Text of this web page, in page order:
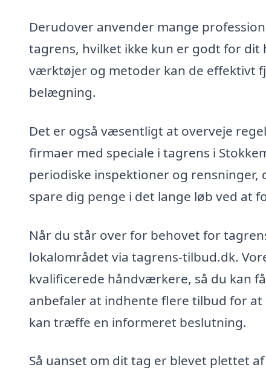
Derudover anvender mange
tagrens, hvilket ikke kun er godt for
værktøjer og metoder kan de effektivt
belægning.
Det er også væsentligt at overveje
firmaer med speciale i tagrens i
periodiske inspektioner og
spare dig penge i det lange løb ved at
Når du står over for behovet for
lokalområdet via tagrens-tilbud.dk.
kvalificerede håndværkere, så du kan
anbefaler at indhente flere tilbud for at
kan træffe en informeret beslutning.
Så uanset om dit tag er blevet plettet